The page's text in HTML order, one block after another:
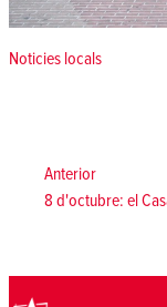
Posted in
Noticies locals
d'entradesAnteriorAnterior:
8 d'octubre: el